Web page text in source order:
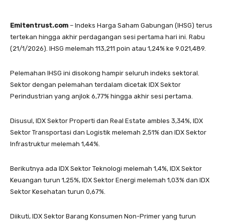
Emitentrust.com – Indeks Harga Saham Gabungan (IHSG) terus
tertekan hingga akhir perdagangan sesi pertama hari ini. Rabu
(21/1/2026). IHSG melemah 113,211 poin atau 1,24% ke 9.021,489.
Pelemahan IHSG ini disokong hampir seluruh indeks sektoral.
Sektor dengan pelemahan terdalam dicetak IDX Sektor
Perindustrian yang anjlok 6,77% hingga akhir sesi pertama.
Disusul, IDX Sektor Properti dan Real Estate ambles 3,34%, IDX
Sektor Transportasi dan Logistik melemah 2,51% dan IDX Sektor
Infrastruktur melemah 1,44%.
Berikutnya ada IDX Sektor Teknologi melemah 1,4%, IDX Sektor
Keuangan turun 1,25%, IDX Sektor Energi melemah 1,03% dan IDX
Sektor Kesehatan turun 0,67%.
Diikuti, IDX Sektor Barang Konsumen Non-Primer yang turun